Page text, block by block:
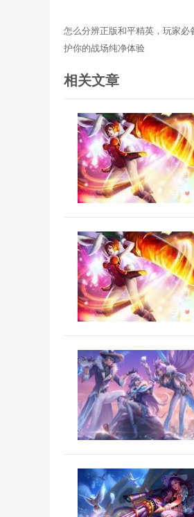
怎么分辨正版和平精英，玩家必
护你的战场纯净体验
相关文章